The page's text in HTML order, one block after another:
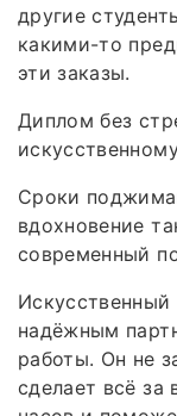
другие
какими-то
эти заказы.
Диплом без
Сроки
вдохновение
современный
надёжным
работы. Он не
сделает всё за